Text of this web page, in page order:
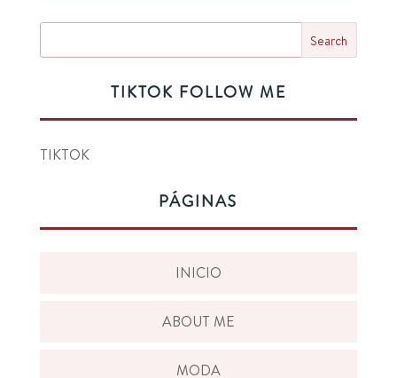
TIKTOK FOLLOW ME
TIKTOK
PÁGINAS
INICIO
ABOUT ME
MODA